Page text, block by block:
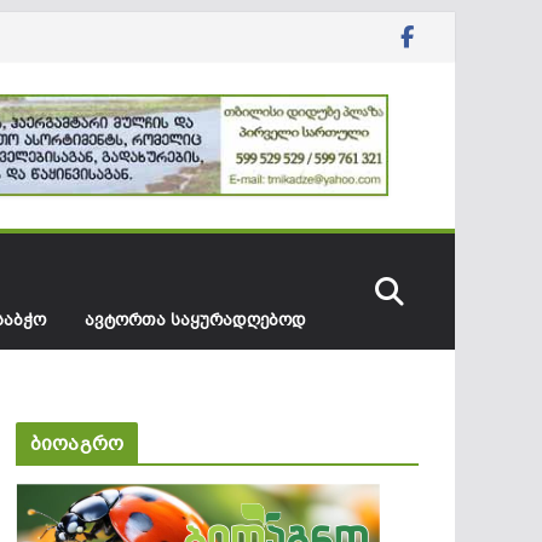
ᲐᲕᲢᲝᲠᲗᲐ ᲡᲐᲧᲣᲠᲐᲓᲦᲔᲑᲝᲓ
ბიოაგრო